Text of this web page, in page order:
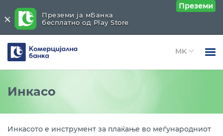
Open
За нас
Close submenu (Документарно работење)
Девизни гаранции
Комерцијална
банка
Инкасо
Инкасото е инструмент за плаќање во меѓународниот
Преземи ја мБанка
бесплатно од Play Store
Преземи